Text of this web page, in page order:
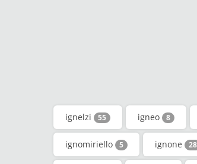
ignelzi 55 igneo 8
ignomiriello 5 ignone 28